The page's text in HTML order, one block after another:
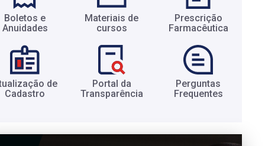
Boletos e
Anuidades​
Materiais de
cursos​
Prescrição
Farmacêutica​
de
Cadastro​
Portal da
Transparência​
Perguntas
Frequentes​